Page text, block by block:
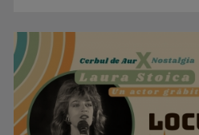
Tenis internațional la Târgu
finalele AXERIA Open ...